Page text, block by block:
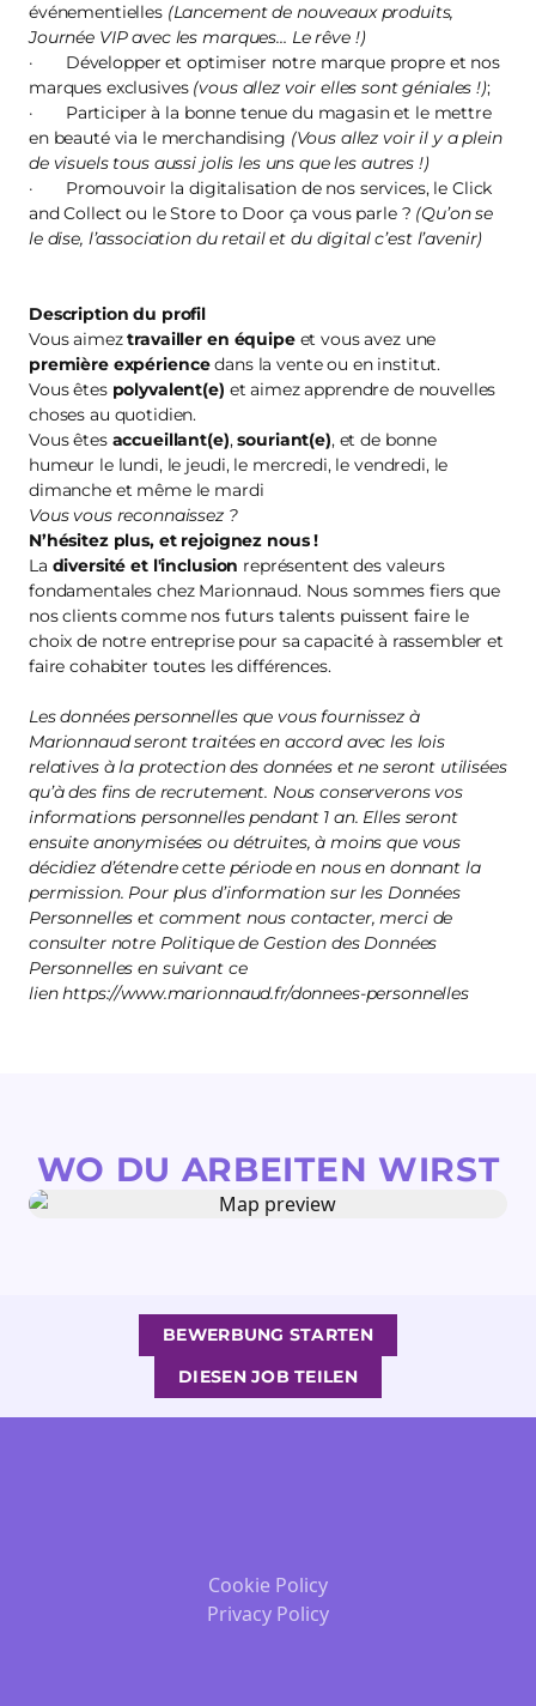
événementielles (Lancement de nouveaux produits,
Journée VIP avec les marques… Le rêve !)
· Développer et optimiser notre marque propre et nos
marques exclusives (vous allez voir elles sont géniales !);
· Participer à la bonne tenue du magasin et le mettre
en beauté via le merchandising (Vous allez voir il y a plein
de visuels tous aussi jolis les uns que les autres !)
· Promouvoir la digitalisation de nos services, le Click
and Collect ou le Store to Door ça vous parle ? (Qu’on se
le dise, l’association du retail et du digital c’est l’avenir)
Description du profil
Vous aimeztravailler en équipe et vous avez une
première expériencedans la vente ou en institut.
Vous êtes polyvalent(e) et aimez apprendre de nouvelles
choses au quotidien.
Vous êtes accueillant(e),souriant(e), et de bonne
humeur le lundi, le jeudi, le mercredi, le vendredi, le
dimanche et même le mardi
Vous vous reconnaissez ?
N’hésitez plus, et rejoignez nous!
La diversité et l'inclusion représentent des valeurs
fondamentales chez Marionnaud. Nous sommes fiers que
nos clients comme nos futurs talents puissent faire le
choix de notre entreprise pour sa capacité à rassembler et
faire cohabiter toutes les différences.
Les données personnelles que vous fournissez à
Marionnaud seront traitées en accord avec les lois
relatives à la protection des données et ne seront utilisées
qu’à des fins de recrutement. Nous conserverons vos
informations personnelles pendant 1 an. Elles seront
ensuite anonymisées ou détruites, à moins que vous
décidiez d’étendre cette période en nous en donnant la
permission. Pour plus d’information sur les Données
Personnelles et comment nous contacter, merci de
consulter notre Politique de Gestion des Données
Personnelles en suivant ce
lien https://www.marionnaud.fr/donnees-personnelles
WO DU ARBEITEN WIRST
BEWERBUNG STARTEN
DIESEN JOB TEILEN
Cookie Policy
Privacy Policy